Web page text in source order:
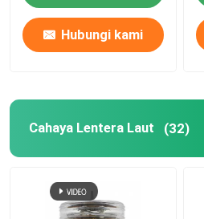
Lampu Navigasi Tenaga Surya
Hubungi kami
Cahaya Lentera Laut (32)